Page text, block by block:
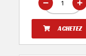
ACHETEZ